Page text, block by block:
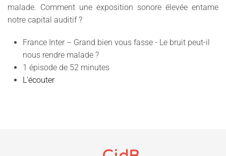
malade. Comment une exposition sonore élevée entame
notre capital auditif ?
France Inter – Grand bien vous fasse - Le bruit peut-il
nous rendre malade ?
1 épisode de 52 minutes
L'écouter